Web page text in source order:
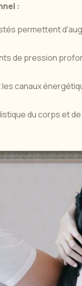
:
permettent
de pression
les canaux
du corps et